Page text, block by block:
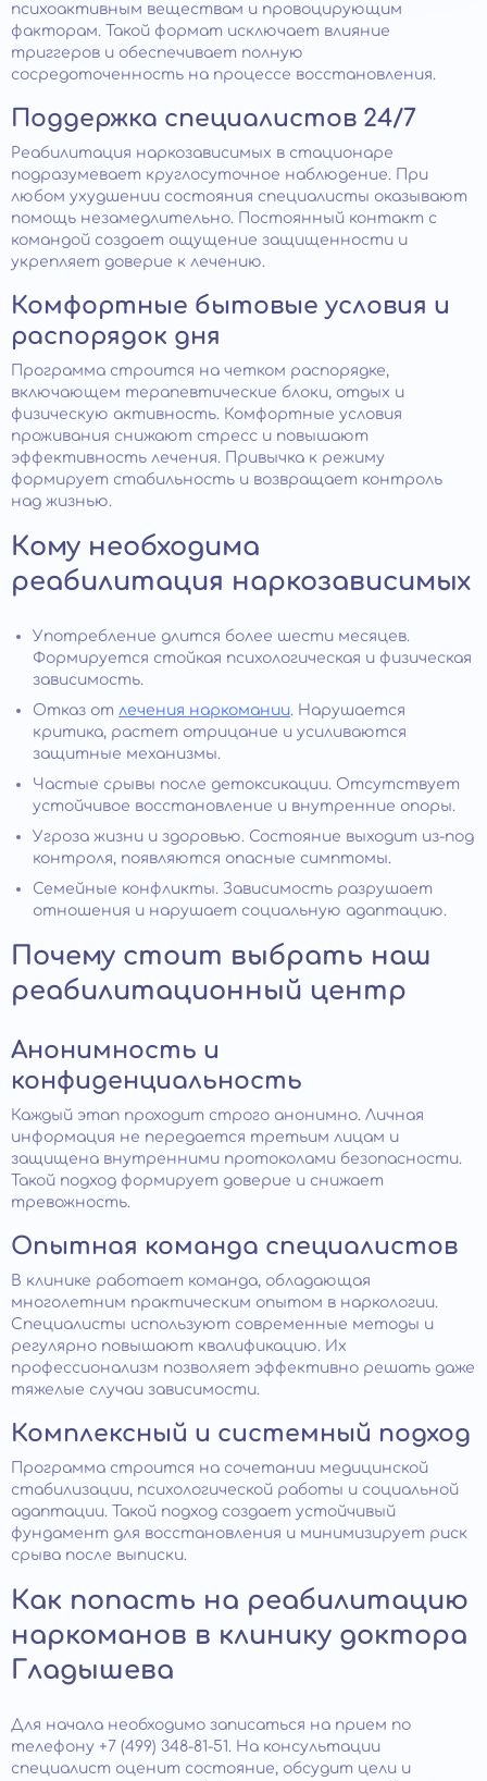
психоактивным веществам и провоцирующим
факторам. Такой формат исключает влияние
триггеров и обеспечивает полную
сосредоточенность на процессе восстановления.
Поддержка специалистов 24/7
Реабилитация наркозависимых в стационаре
подразумевает круглосуточное наблюдение. При
любом ухудшении состояния специалисты оказывают
помощь незамедлительно. Постоянный контакт с
командой создает ощущение защищенности и
укрепляет доверие к лечению.
Комфортные бытовые условия и
распорядок дня
Программа строится на четком распорядке,
включающем терапевтические блоки, отдых и
физическую активность. Комфортные условия
проживания снижают стресс и повышают
эффективность лечения. Привычка к режиму
формирует стабильность и возвращает контроль
над жизнью.
Кому необходима
реабилитация наркозависимых
Употребление длится более шести месяцев.
Формируется стойкая психологическая и физическая
зависимость.
Отказ от лечения наркомании. Нарушается
критика, растет отрицание и усиливаются
защитные механизмы.
Частые срывы после детоксикации. Отсутствует
устойчивое восстановление и внутренние опоры.
Угроза жизни и здоровью. Состояние выходит из-под
контроля, появляются опасные симптомы.
Семейные конфликты. Зависимость разрушает
отношения и нарушает социальную адаптацию.
Почему стоит выбрать наш
реабилитационный центр
Анонимность и
конфиденциальность
Каждый этап проходит строго анонимно. Личная
информация не передается третьим лицам и
защищена внутренними протоколами безопасности.
Такой подход формирует доверие и снижает
тревожность.
Опытная команда специалистов
В клинике работает команда, обладающая
многолетним практическим опытом в наркологии.
Специалисты используют современные методы и
регулярно повышают квалификацию. Их
профессионализм позволяет эффективно решать даже
тяжелые случаи зависимости.
Комплексный и системный подход
Программа строится на сочетании медицинской
стабилизации, психологической работы и социальной
адаптации. Такой подход создает устойчивый
фундамент для восстановления и минимизирует риск
срыва после выписки.
Как попасть на реабилитацию
наркоманов в клинику доктора
Гладышева
Для начала необходимо записаться на прием по
телефону +7 (499) 348-81-51. На консультации
специалист оценит состояние, обсудит цели и